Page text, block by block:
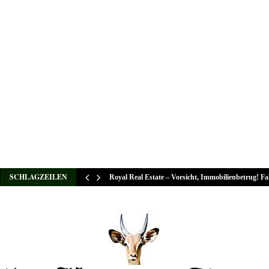
SCHLAGZEILEN Royal Real Estate – Vorsicht, Immobilienbetrug!